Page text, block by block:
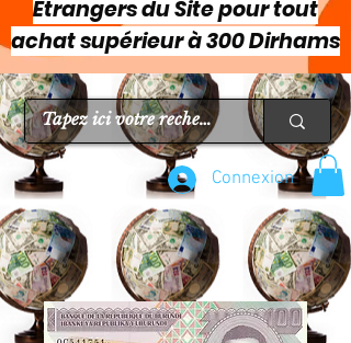
Étrangers du Site pour tout
achat supérieur à 300 Dirhams
Connexion